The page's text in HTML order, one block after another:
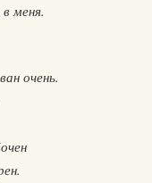
меня.
очень.